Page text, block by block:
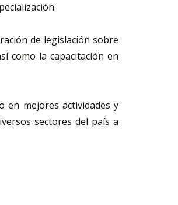
de legislación sobre
como la capacitación en
en mejores actividades y
sectores del país a